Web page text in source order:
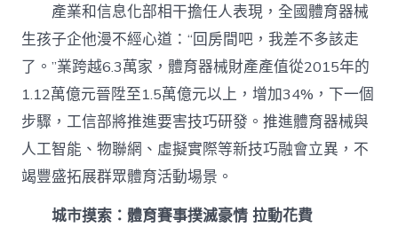
產業和信息化部相干擔任人表現，全國體育器械
生孩子企他漫不經心道：“回房間吧，我差不多該走
了。”業跨越6.3萬家，體育器械財產產值從2015年的
1.12萬億元晉陞至1.5萬億元以上，增加34%，下一個
步驟，工信部將推進要害技巧研發。推進體育器械與
人工智能、物聯網、虛擬實際等新技巧融會立異，不
竭豐盛拓展群眾體育活動場景。
城市摸索：體育賽事撲滅豪情 拉動花費